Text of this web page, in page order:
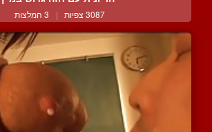
3087 צפיות | 3 המלצות